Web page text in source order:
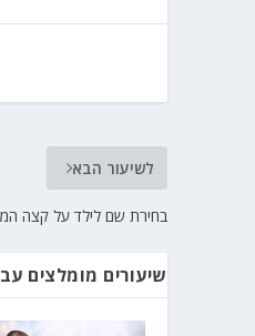
לשיעור הבא
בחירת שם לילד על קצה
שיעורים מומלצים